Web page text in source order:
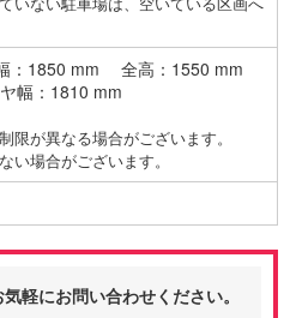
：1850 mm
全高：1550 mm
幅：1810 mm
限が異なる場合がございます。
い場合がございます。
軽にお問い合わせください。